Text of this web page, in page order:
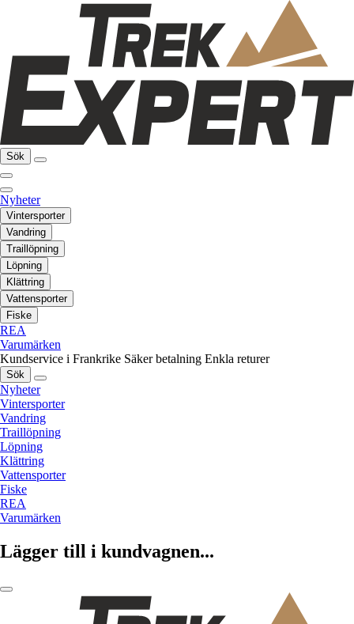
Sök
Nyheter
Vintersporter
Vandring
Traillöpning
Löpning
Klättring
Vattensporter
Fiske
REA
Varumärken
Kundservice i Frankrike Säker betalning Enkla returer
Sök
Nyheter
Vintersporter
Vandring
Traillöpning
Löpning
Klättring
Vattensporter
Fiske
REA
Varumärken
Lägger till i kundvagnen...